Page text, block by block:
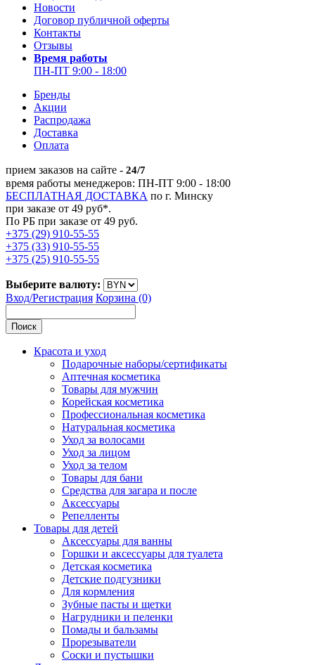
Новости
Договор публичной оферты
Контакты
Отзывы
Время работы
ПН-ПТ 9:00 - 18:00
Бренды
Акции
Распродажа
Доставка
Оплата
прием заказов на сайте - 24/7
время работы менеджеров: ПН-ПТ 9:00 - 18:00
БЕСПЛАТНАЯ ДОСТАВКА по г. Минску
при заказе от 49 руб*.
По РБ при заказе от 49 руб.
+375 (29) 910-55-55
+375 (33) 910-55-55
+375 (25) 910-55-55
Выберите валюту:
Вход/Регистрация Корзина (0)
Поиск
Красота и уход
Подарочные наборы/сертификаты
Аптечная косметика
Товары для мужчин
Корейская косметика
Профессиональная косметика
Натуральная косметика
Уход за волосами
Уход за лицом
Уход за телом
Товары для бани
Средства для загара и после
Аксессуары
Репелленты
Товары для детей
Аксессуары для ванны
Горшки и аксессуары для туалета
Детская косметика
Детские подгузники
Для кормления
Зубные пасты и щетки
Нагрудники и пеленки
Помады и бальзамы
Прорезыватели
Соски и пустышки